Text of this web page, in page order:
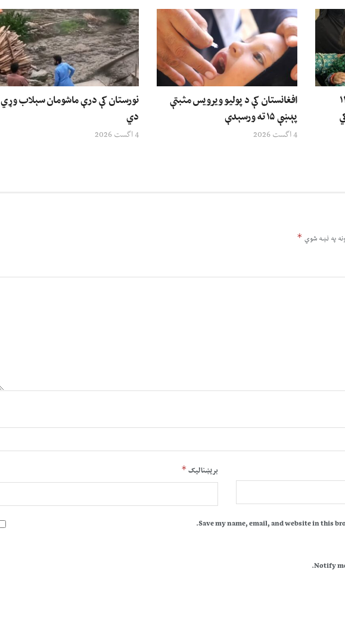
په ۱۲
افغانستان کې د پولیو ویرویس مثبتې
پېښې ۱۵ ته ورسېدې
4 اگست 2026
نورستان کې درې ماشومان سېلاب وړي
دي
4 اگست 2026
په نښه شوي *
بریښنالیک*
Save my name, email, and website in this
Notify